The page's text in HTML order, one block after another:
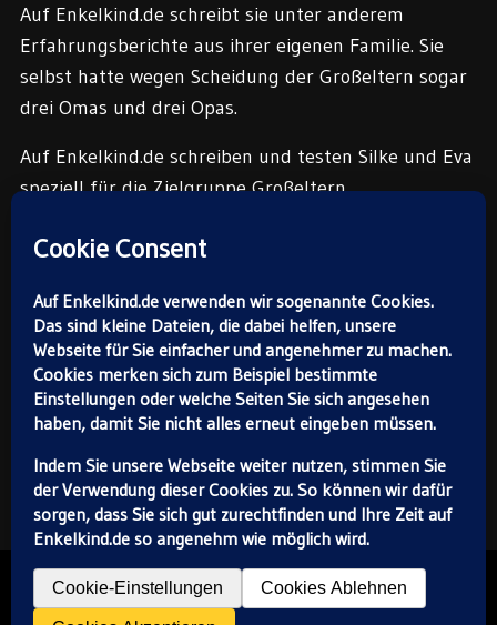
Auf Enkelkind.de schreibt sie unter anderem
Erfahrungsberichte aus ihrer eigenen Familie. Sie
selbst hatte wegen Scheidung der Großeltern sogar
drei Omas und drei Opas.
Auf Enkelkind.de schreiben und testen Silke und Eva
speziell für die Zielgruppe Großeltern.
Die Enkelkind.de-Redaktion:
Eva Gardé.